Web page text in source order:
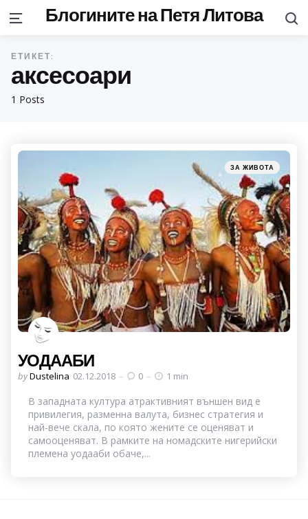
MenuБлогините на Петя Литова
1 Posts
ЕТИКЕТ:
аксесоари
Categories
Posted
in
ЗА ЖИВОТА
УОДААБИ
Posted
byDustelina 02.12.2018 0 1 min
В западната култура атрактивният външен вид е
привилегия, разменна валута, бизнес стратегия и
най-вече скала, по която жените се оценяват и
самооценяват. В рамките на номадските нигерийски
племена уодааби обаче,...